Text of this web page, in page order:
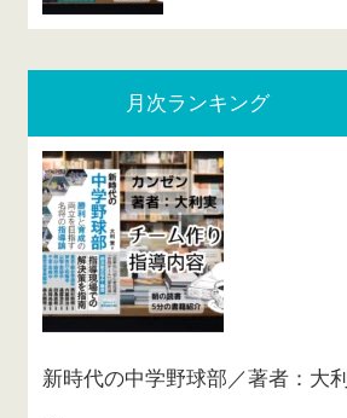
月次ランキング
新時代の中学野球部／著者：大利